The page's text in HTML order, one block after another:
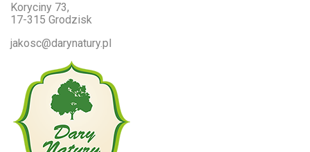
Koryciny 73,
17-315 Grodzisk
jakosc@darynatury.pl